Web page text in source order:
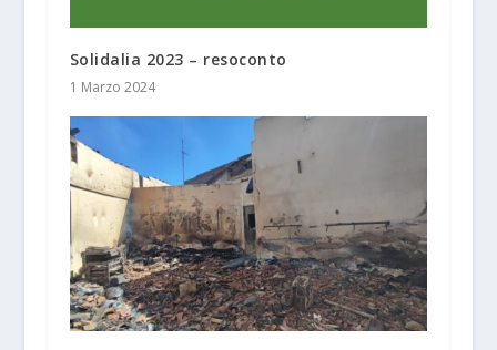
Solidalia 2023 – resoconto
1 Marzo 2024